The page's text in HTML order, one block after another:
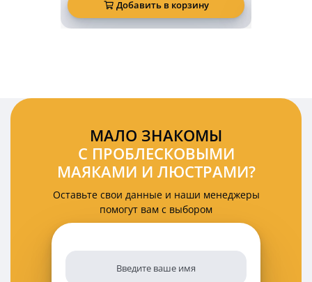
светодиодный
задний
фонарь
комплект
2
шт
Добавить в корзину
МАЛО ЗНАКОМЫ
С ПРОБЛЕСКОВЫМИ
МАЯКАМИ И ЛЮСТРАМИ?
Оставьте свои данные и наши менеджеры
помогут вам с выбором